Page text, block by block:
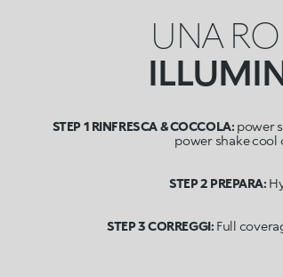
UNA
STEP 1 RINFRESCA & COCCOLA: power
power shake cool
STEP 2 PREPARA:
STEP 3 CORREGGI: Full